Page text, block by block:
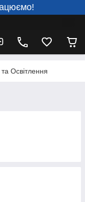
Освітлення